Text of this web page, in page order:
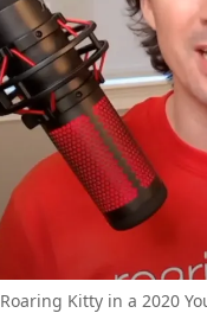
Roaring Kitty in a 2020